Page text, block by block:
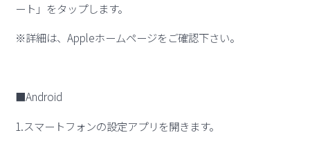
ート」をタップします。
※詳細は、Appleホームページをご確認下さい。
■Android
1.スマートフォンの設定アプリを開きます。